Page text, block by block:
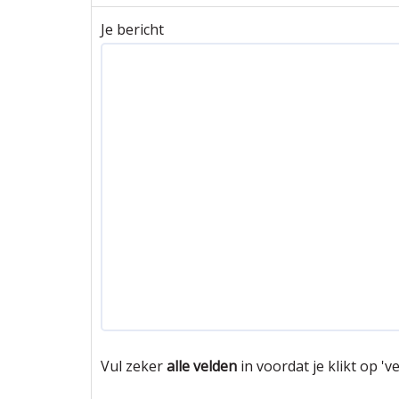
Je bericht
Vul zekeralle velden in voordat je klikt op